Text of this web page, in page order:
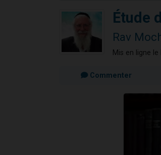
Étude
Rav
Mis en ligne
Commenter